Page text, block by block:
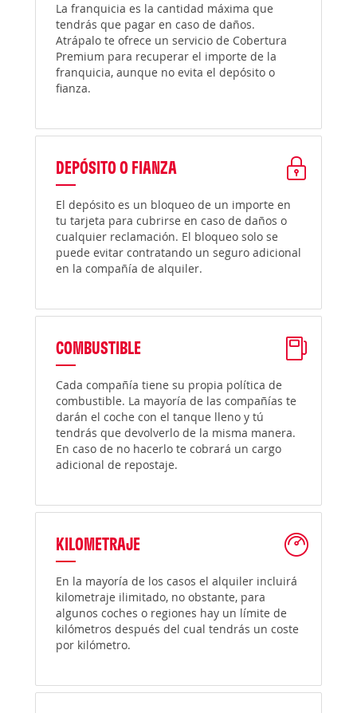
La franquicia es la cantidad máxima que
tendrás que pagar en caso de daños.
Atrápalo te ofrece un servicio de Cobertura
Premium para recuperar el importe de la
franquicia, aunque no evita el depósito o
fianza.
DEPÓSITO O FIANZA
El depósito es un bloqueo de un importe en
tu tarjeta para cubrirse en caso de daños o
cualquier reclamación. El bloqueo solo se
puede evitar contratando un seguro adicional
en la compañía de alquiler.
COMBUSTIBLE
Cada compañía tiene su propia política de
combustible. La mayoría de las compañías te
darán el coche con el tanque lleno y tú
tendrás que devolverlo de la misma manera.
En caso de no hacerlo te cobrará un cargo
adicional de repostaje.
KILOMETRAJE
En la mayoría de los casos el alquiler incluirá
kilometraje ilimitado, no obstante, para
algunos coches o regiones hay un límite de
kilómetros después del cual tendrás un coste
por kilómetro.